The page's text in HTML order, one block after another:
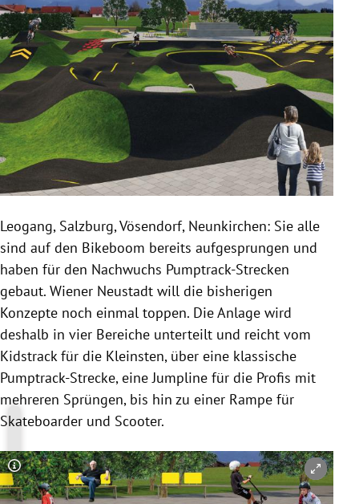
Leogang, Salzburg, Vösendorf, Neunkirchen: Sie alle
sind auf den Bikeboom bereits aufgesprungen und
haben für den Nachwuchs Pumptrack-Strecken
gebaut. Wiener Neustadt will die bisherigen
Konzepte noch einmal toppen. Die Anlage wird
deshalb in vier Bereiche unterteilt und reicht vom
Kidstrack für die Kleinsten, über eine klassische
Pumptrack-Strecke, eine ​Jumpline für die Profis mit
mehreren Sprüngen, bis hin zu einer Rampe für
Skateboarder und Scooter.
Copyright-Hinweis öffnen/schließen